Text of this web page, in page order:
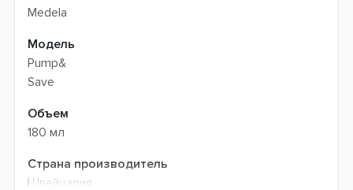
Medela
Модель
Pump&
Save
Объем
180 мл
Страна производитель
Швейцария